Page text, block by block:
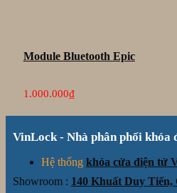
Module Bluetooth Epic
1.000.000₫
VinLock - Nhà phân phối khóa
Hệ thống khóa cửa điện tử
Showroom : 140 Khuất Duy